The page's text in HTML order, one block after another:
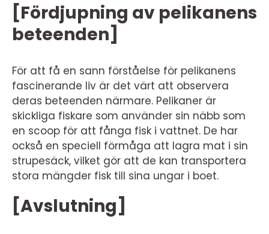
[Fördjupning av pelikanens
beteenden]
För att få en sann förståelse för pelikanens
fascinerande liv är det värt att observera
deras beteenden närmare. Pelikaner är
skickliga fiskare som använder sin näbb som
en scoop för att fånga fisk i vattnet. De har
också en speciell förmåga att lagra mat i sin
strupesäck, vilket gör att de kan transportera
stora mängder fisk till sina ungar i boet.
[Avslutning]